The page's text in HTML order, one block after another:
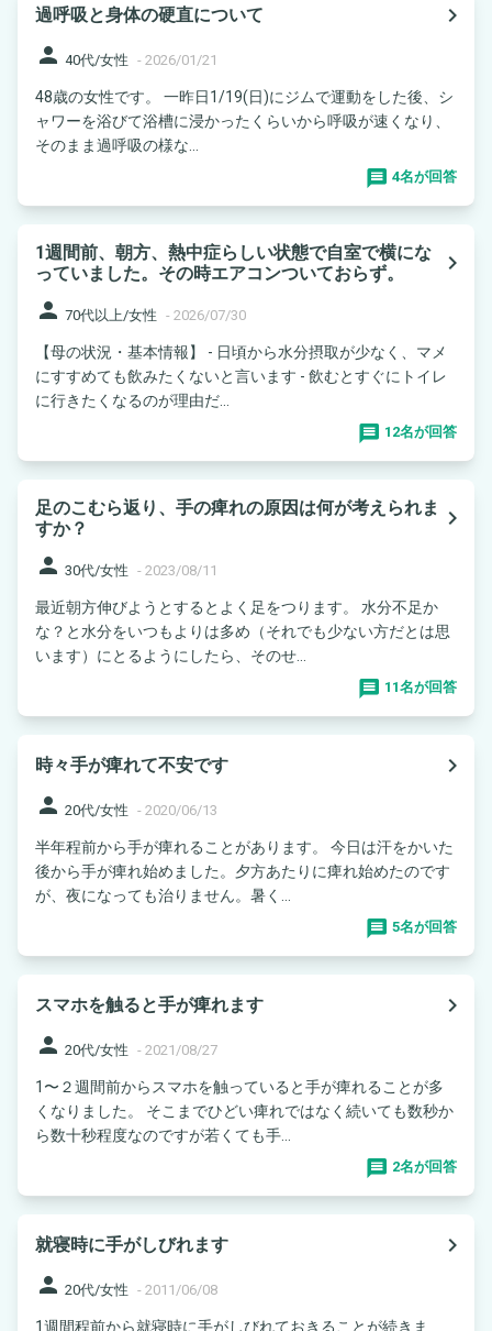
過呼吸と身体の硬直について
navigate_next
person 40代/女性 - 2026/01/21
48歳の女性です。 一昨日1/19(日)にジムで運動をした後、シ
ャワーを浴びて浴槽に浸かったくらいから呼吸が速くなり、
そのまま過呼吸の様な...
4名が回答
1週間前、朝方、熱中症らしい状態で自室で横にな
っていました。その時エアコンついておらず。
navigate_next
person 70代以上/女性 - 2026/07/30
【母の状況・基本情報】 - 日頃から水分摂取が少なく、マメ
にすすめても飲みたくないと言います - 飲むとすぐにトイレ
に行きたくなるのが理由だ...
12名が回答
足のこむら返り、手の痺れの原因は何が考えられま
すか？
navigate_next
person 30代/女性 - 2023/08/11
最近朝方伸びようとするとよく足をつります。 水分不足か
な？と水分をいつもよりは多め（それでも少ない方だとは思
います）にとるようにしたら、そのせ...
11名が回答
時々手が痺れて不安です
navigate_next
person 20代/女性 - 2020/06/13
半年程前から手が痺れることがあります。 今日は汗をかいた
後から手が痺れ始めました。夕方あたりに痺れ始めたのです
が、夜になっても治りません。暑く...
5名が回答
スマホを触ると手が痺れます
navigate_next
person 20代/女性 - 2021/08/27
1〜２週間前からスマホを触っていると手が痺れることが多
くなりました。 そこまでひどい痺れではなく続いても数秒か
ら数十秒程度なのですが若くても手...
2名が回答
就寝時に手がしびれます
navigate_next
person 20代/女性 - 2011/06/08
1週間程前から就寝時に手がしびれておきることが続きま